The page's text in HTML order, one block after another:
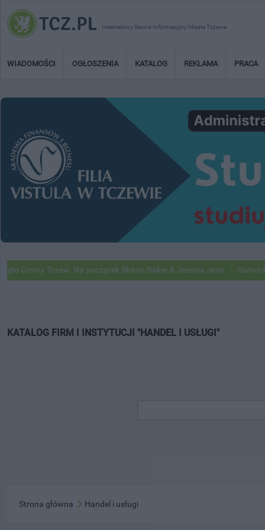
Internetowy Serwis Informacyjny Miasta Tczewa
WIADOMOŚCI OGŁOSZENIA KATALOG REKLAMA PRACA
Tczew. Na początek Shaun Baker & Jessica Jean Samochody
KATALOG FIRM I INSTYTUCJI "HANDEL I USŁUGI"
Strona główna Handel i usługi